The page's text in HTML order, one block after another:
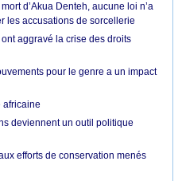
d’Akua Denteh, aucune loi n’a
les accusations de sorcellerie
aggravé la crise des droits
pour le genre a un impact
africaine
deviennent un outil politique
efforts de conservation menés